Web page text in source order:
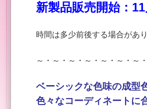
新製品販売開始：11
時間は多少前後する場合があ
～・～・～・～・～・～・～
ベーシックな色味の成型
色々なコーディネートに